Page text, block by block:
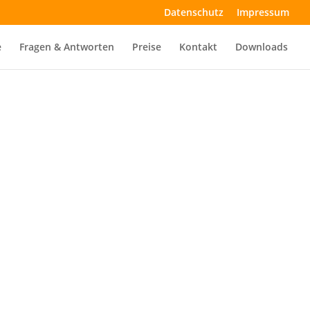
Datenschutz Impressum
Fragen & Antworten Preise Kontakt Downloads